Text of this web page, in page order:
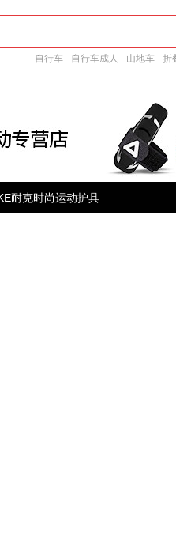
自行车 自行车成人 山地车 折
耐克时尚运动护具